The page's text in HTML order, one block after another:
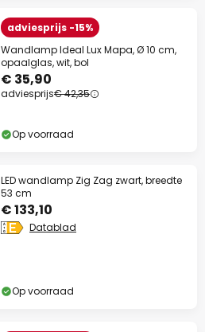
adviesprijs -15%
Wandlamp Ideal Lux Mapa, Ø 10 cm,
opaalglas, wit, bol
€ 35,90
adviesprijs€ 42,35
Op voorraad
LED wandlamp Zig Zag zwart, breedte
53 cm
€ 133,10
Datablad
Op voorraad